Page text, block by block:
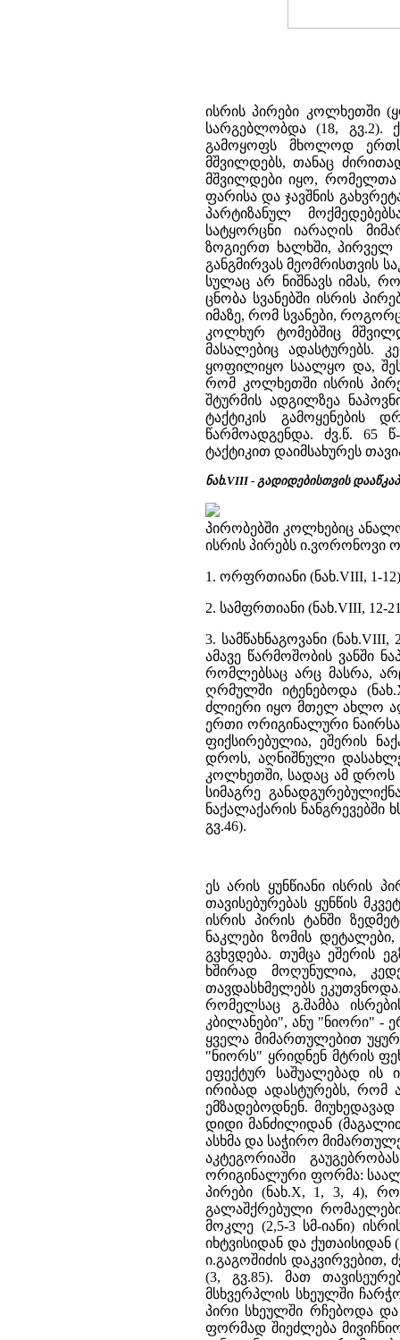
ისრის პირები კოლხეთში
სარგებლობდა (18, გვ.2).
გამოყოფს მხოლოდ ერთს
მშვილდებს, თანაც
მშვილდები იყო,
ფარისა და ჯავშნის
პარტიზანულ
სატყორცნი იარაღის
ზოგიერთ ხალხში, პირველ
განგმირვას მეომრისთვის
სულაც არ ნიშნავს იმას,
ცნობა სვანებში ისრის
იმაზე, რომ სვანები,
კოლხურ ტომებშიც
მასალებიც ადასტურებს.
ყოფილიყო საალყო და,
რომ კოლხეთში ისრის
შტურმის ადგილზეა
ტაქტიკის გამოყენების
წარმოადგენდა. ძვ.წ. 65
ტაქტიკით დაიმსახურეს
ნახ.VIII - გადიდებისთვის
პირობებში კოლხებიც
ისრის პირებს ი.ვორონოვი
1. ორფრთიანი (ნახ.VIII, 1-
2. სამფრთიანი (ნახ.VIII, 12-
3. სამწახნაგოვანი
ამავე წარმოშობის ვანში
რომლებსაც არც მასრა,
ღრმულში იტენებოდა
ძლიერი იყო მთელ ახლო
ერთი ორიგინალური
ფიქსირებულია, ეშერის
დროს, აღნიშნული
კოლხეთში, სადაც ამ დროს
სიმაგრე
ნაქალაქარის ნანგრევებში
გვ.46).
ეს არის ყუნწიანი ისრის
თავისებურებას ყუნწის
ისრის პირის ტანში
ნაკლები ზომის
გვხვდება. თუმცა ეშერის
ხშირად მოღუნულია,
თავდასხმელებს
რომელსაც გ.შამბა
კბილანები", ანუ "ნიორი" -
ყველა მიმართულებით
"ნიორს" ყრიდნენ მტრის
ეფექტურ საშუალებად ის
ირიბად ადასტურებს, რომ
ემზადებოდნენ.
დიდი მანძილიდან
ასხმა და საჭირო
აკტეგორიაში
ორიგინალური ფორმა:
პირები (ნახ.X, 1, 3, 4),
გალაშქრებული
მოკლე (2,5-3 სმ-იანი)
იხტვისიდან და ქუთაისიდან
ი.გაგოშიძის დაკვირვებით,
(3, გვ.85). მათ
მსხვერპლის სხეულში
პირი სხეულში რჩებოდა
ფორმად შიეძლება